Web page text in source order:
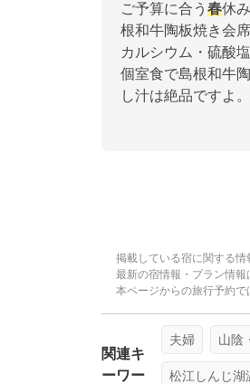
ご予算に合う 春休
根和牛陶板焼き会
カルシウム・硫酸
個室食で島根和牛
し汁は絶品ですよ。
掲載している宿に関する情
最新の宿情報・プラン情報
本ページからの旅行予約で
関連キ
ーワー
夫婦 山陰
松江しんじ湖